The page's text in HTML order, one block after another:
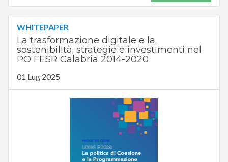
WHITEPAPER
La trasformazione digitale e la
sostenibilità: strategie e investimenti nel
PO FESR Calabria 2014-2020
01 Lug 2025